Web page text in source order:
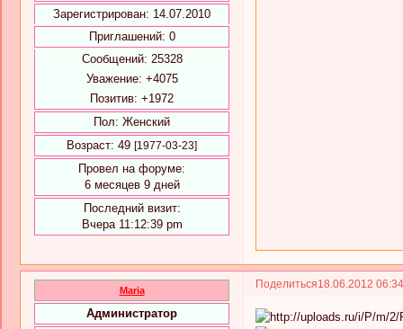
Зарегистрирован: 14.07.2010
Приглашений: 0
Сообщений: 25328
Уважение: +4075
Позитив: +1972
Пол: Женский
Возраст: 49 [1977-03-23]
Провел на форуме:
6 месяцев 9 дней
Последний визит:
Вчера 11:12:39 pm
Поделиться18.06.2012
Maria
Администратор